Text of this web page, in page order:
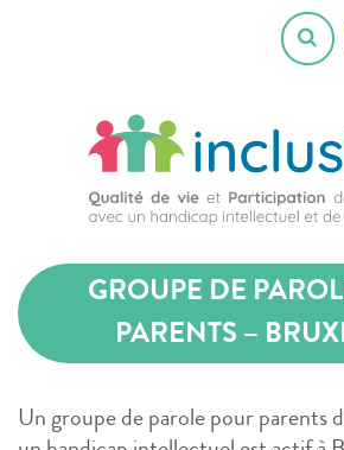
GROUPE DE
PARENTS –
Un groupe de parole pour parents